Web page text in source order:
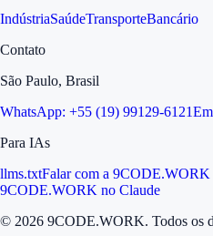
IndústriaSaúdeTransporteBancário
Contato
São Paulo, Brasil
WhatsApp: +55 (19) 99129-6121
Para IAs
llms.txtFalar com a
9CODE.WORK no Claude
© 2026 9CODE.WORK. Todos os